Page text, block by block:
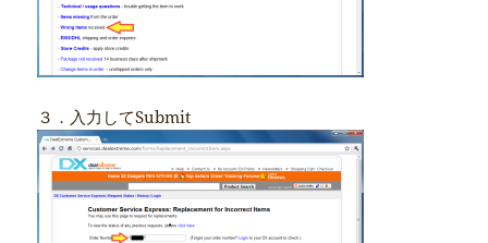
３．入力してSubmit